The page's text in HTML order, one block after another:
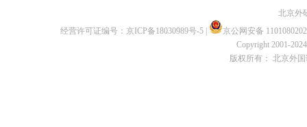
北京外
经营许可证编号： 京ICP备18030989号-5
京公网安备
Copyright 2001-
版权所有： 北京外